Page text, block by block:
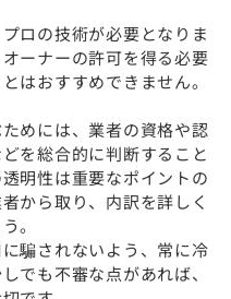
ロの技術が必要となりま
ーナーの許可を得る必要
はおすすめできません。
めには、業者の資格や認
を総合的に判断すること
明性は重要なポイントの
から取り、内訳を詳しく
。
騙されないよう、常に冷
でも不審な点があれば、